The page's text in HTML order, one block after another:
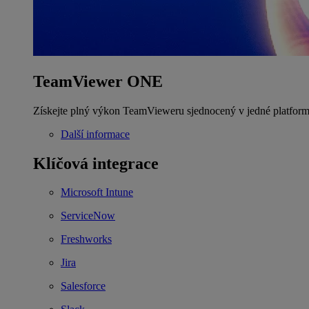
TeamViewer ONE
Získejte plný výkon TeamVieweru sjednocený v jedné
Další informace
Klíčová integrace
Microsoft Intune
ServiceNow
Freshworks
Jira
Salesforce